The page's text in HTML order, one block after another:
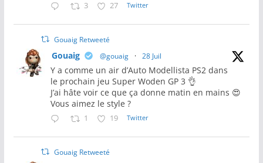
3 27 Twitter
Gouaig Retweeté
Gouaig @gouaig · 28 Juil
Y a comme un air d’Auto Modellista PS2 dans
le prochain jeu Super Woden GP 3 👌
J’ai hâte voir ce que ça donne matin en mains 😍
Vous aimez le style ?
1 19 Twitter
Gouaig Retweeté